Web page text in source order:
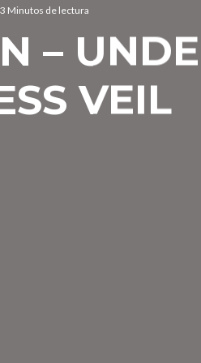
3 Minutos de lectura
–
VEIL